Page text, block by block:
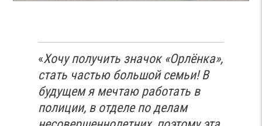
«Хочу получить значок «Орлёнка»,
стать частью большой семьи! В
будущем я мечтаю работать в
полиции, в отделе по делам